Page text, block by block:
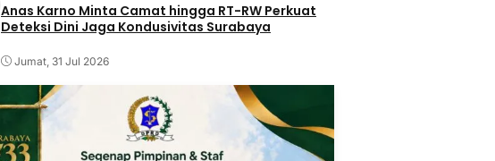
Anas Karno Minta Camat hingga RT-RW Perkuat
Deteksi Dini Jaga Kondusivitas Surabaya
Jumat, 31 Jul 2026